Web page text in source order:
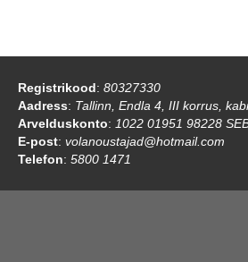
Registrikood: 80327330
Aadress: Tallinn, Endla 4, III korrus,
Arvelduskonto: 1022 01951 98228
E-post: volanoustajad@hotmail.com
Telefon: 5800 1471